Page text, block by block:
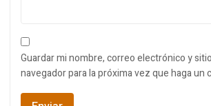
Guardar mi nombre, correo electrónico y
navegador para la próxima vez que haga un